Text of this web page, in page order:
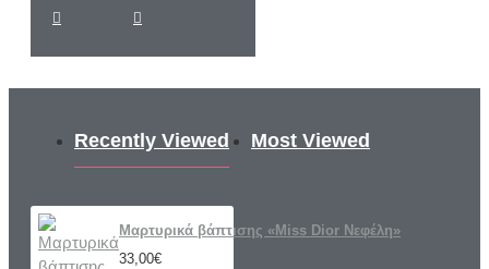
Recently Viewed Most Viewed
Μαρτυρικά βάπτισης «Miss Dior Νεφέλη»
33,00€